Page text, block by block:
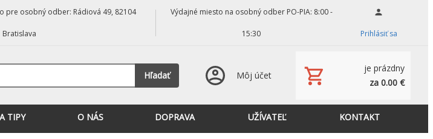
pre osobný odber: Rádiová 49, 82104
Bratislava
Výdajné miesto na osobný odber PO-PIA: 8:00 -
15:30 Prihlásiť sa
Hľadať Môj účet
je prázdny
za 0.00 €
TIPY O NÁS DOPRAVA UŽÍVATEĽ KONTAKT